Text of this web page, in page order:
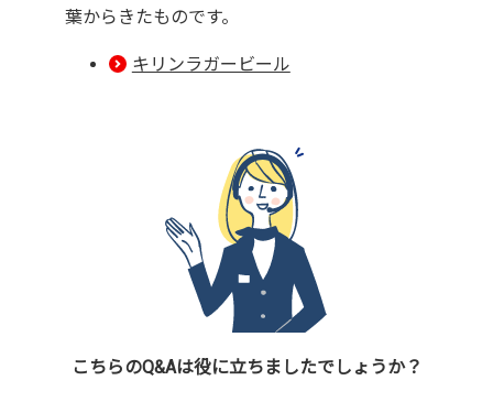
葉からきたものです。
キリンラガービール
こちらのQ&Aは役に立ちましたでしょうか？